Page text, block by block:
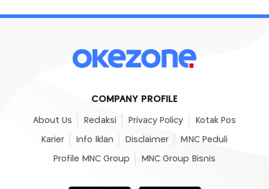
COMPANY PROFILE
About Us Redaksi Privacy Policy Kotak Pos
Karier Info Iklan Disclaimer MNC Peduli
Profile MNC Group MNC Group Bisnis